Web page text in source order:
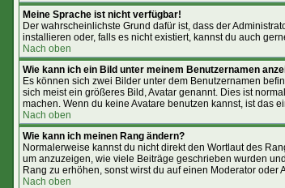
Meine Sprache ist nicht verfügbar!
Der wahrscheinlichste Grund dafür ist, dass der
installieren oder, falls es nicht existiert, kannst du auch
Nach oben
Wie kann ich ein Bild unter meinem Benutzernamen
Es können sich zwei Bilder unter dem Benutzernamen
sich meist ein größeres Bild, Avatar genannt. Dies ist
machen. Wenn du keine Avatare benutzen kannst, ist das
Nach oben
Wie kann ich meinen Rang ändern?
Normalerweise kannst du nicht direkt den Wortlaut des
um anzuzeigen, wie viele Beiträge geschrieben wurden
Rang zu erhöhen, sonst wirst du auf einen Moderator
Nach oben